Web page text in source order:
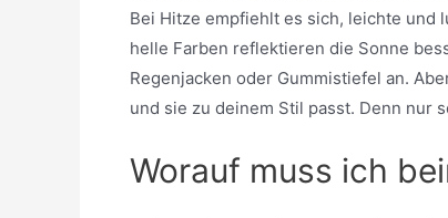
Bei Hitze empfiehlt es sich, leichte und
helle Farben reflektieren die Sonne
Regenjacken oder Gummistiefel an.
und sie zu deinem Stil passt. Denn nur
Worauf muss ich